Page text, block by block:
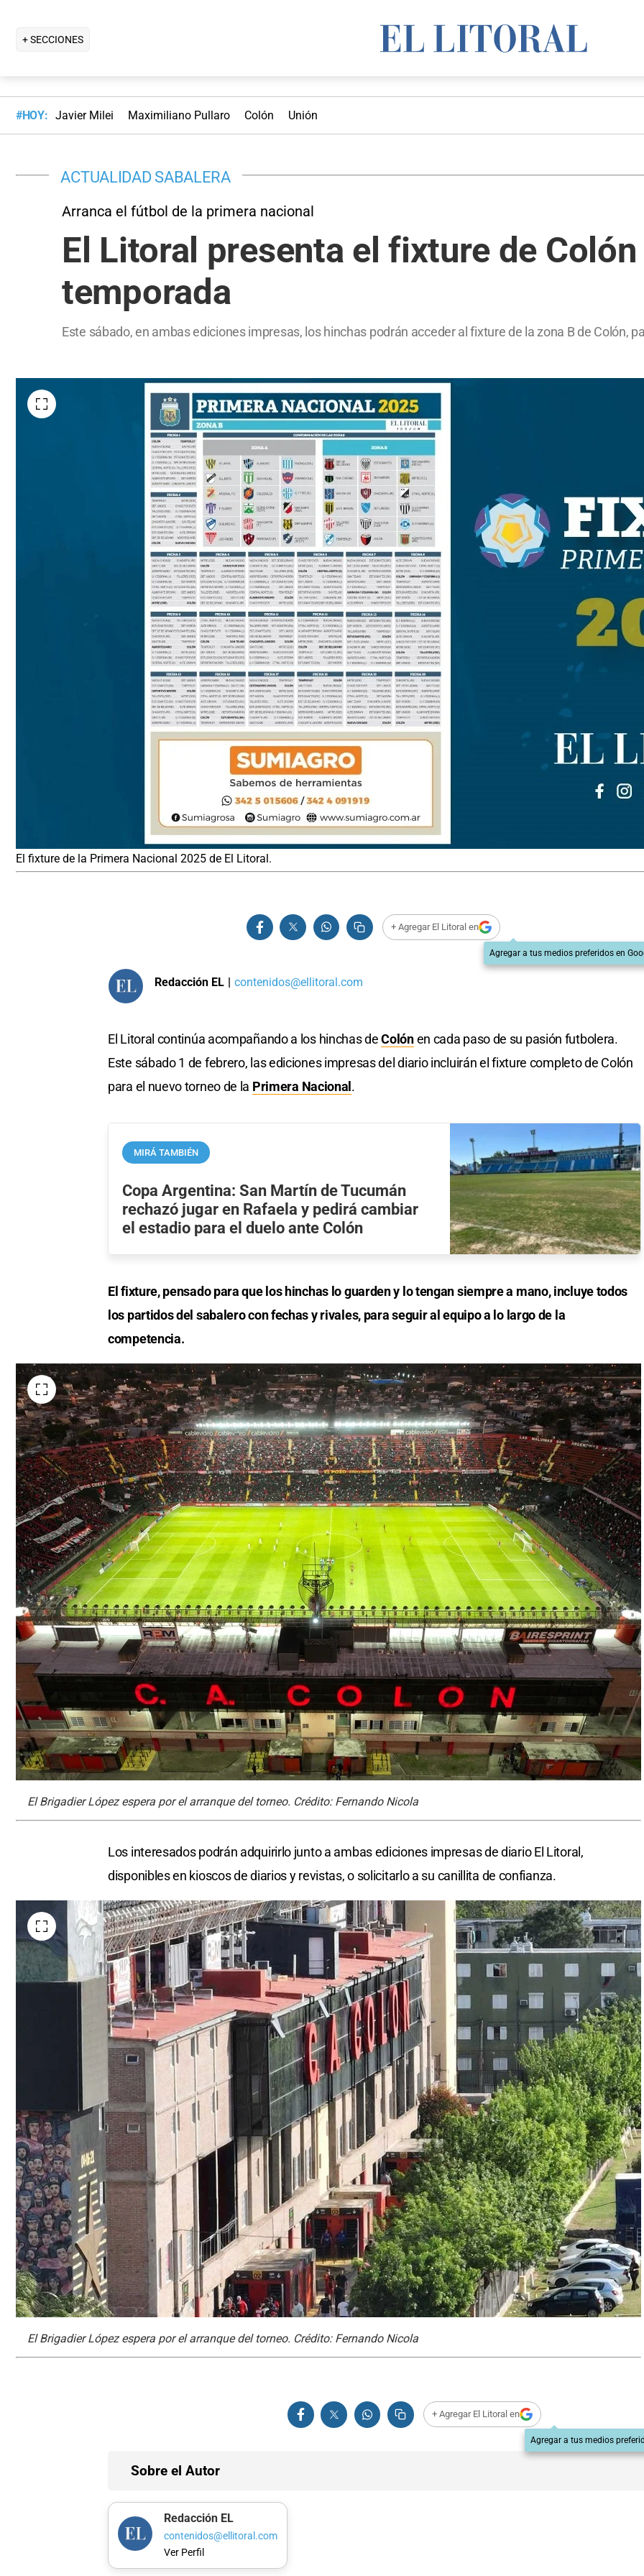
+ SECCIONES
#HOY: Javier Milei Maximiliano Pullaro Colón Unión
ACTUALIDAD SABALERA
Arranca el fútbol de la primera nacional
El Litoral presenta el fixture de
temporada
Este sábado, en ambas ediciones impresas, los hinchas podrán acceder al fixture de la zona B de Colón,
El fixture de la Primera Nacional 2025 de El Litoral.
+ Agregar El Litoral en
Agregar a tus medios preferidos en
Redacción EL | contenidos@ellitoral.com
El Litoral continúa acompañando a los hinchas deColónen cada paso de su pasión futbolera.
Este sábado 1 de febrero, las ediciones impresas del diario incluirán el fixture completo de Colón
para el nuevo torneo de la Primera Nacional .
MIRÁ TAMBIÉN
Copa Argentina: San Martín de Tucumán
rechazó jugar en Rafaela y pedirá cambiar
el estadio para el duelo ante Colón
El fixture, pensado para que los hinchas lo guarden y lo tengan siempre a mano, incluye todos
los partidos del sabalero con fechas y rivales, para seguir al equipo a lo largo de la
competencia.
El Brigadier López espera por el arranque del torneo. Crédito: Fernando Nicola
Los interesados podrán adquirirlo junto a ambas ediciones impresas de diario El Litoral,
disponibles en kioscos de diarios y revistas, o solicitarlo a su canillita de confianza.
El Brigadier López espera por el arranque del torneo. Crédito: Fernando Nicola
+ Agregar El Litoral en
Agregar a tus medios
Sobre el Autor
Redacción EL
contenidos@ellitoral.com
Ver Perfil